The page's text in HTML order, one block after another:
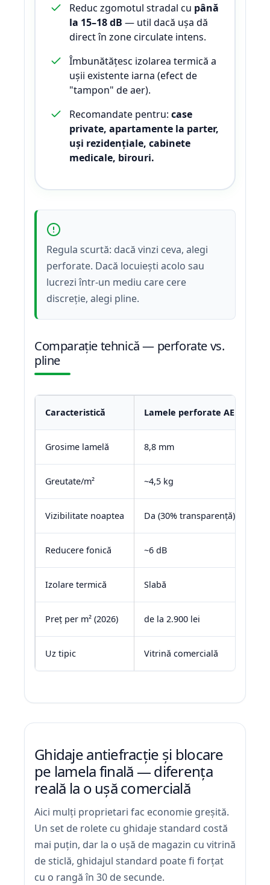
Reduc zgomotul stradal cu până
la 15–18 dB — util dacă ușa dă
direct în zone circulate intens.
Îmbunătățesc izolarea termică a
ușii existente iarna (efect de
"tampon" de aer).
Recomandate pentru: case
private, apartamente la parter,
uși rezidențiale, cabinete
medicale, birouri.
Regula scurtă: dacă vinzi ceva, alegi
perforate. Dacă locuiești acolo sau
lucrezi într-un mediu care cere
discreție, alegi pline.
Comparație tehnică — perforate vs.
pline
Caracteristică Lamele perforate AER44
Grosime lamelă 8,8 mm
Greutate/m² ~4,5 kg
Vizibilitate noaptea Da (30% transparență)
Reducere fonică ~6 dB
Izolare termică Slabă
Preț per m² (2026) de la 2.900 lei
Uz tipic Vitrină comercială
Ghidaje antiefracție și blocare
pe lamela finală — diferența
reală la o ușă comercială
Aici mulți proprietari fac economie greșită.
Un set de rolete cu ghidaje standard costă
mai puțin, dar la o ușă de magazin cu vitrină
de sticlă, ghidajul standard poate fi forțat
cu o rangă în 30 de secunde.